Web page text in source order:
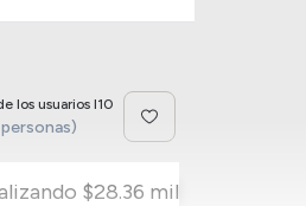
los usuarios I10
$28.36 mil